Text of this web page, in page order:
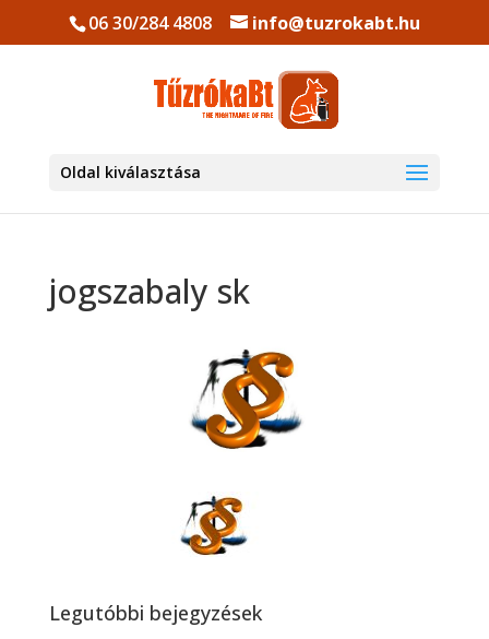
06 30/284 4808 info@tuzrokabt.hu
Oldal kiválasztása
jogszabaly sk
Legutóbbi bejegyzések